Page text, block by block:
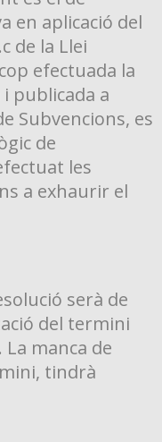
en aplicació del
de la Llei
efectuada la
publicada a
Subvencions, es
de
les
a exhaurir el
serà de
del termini
manca de
tindrà